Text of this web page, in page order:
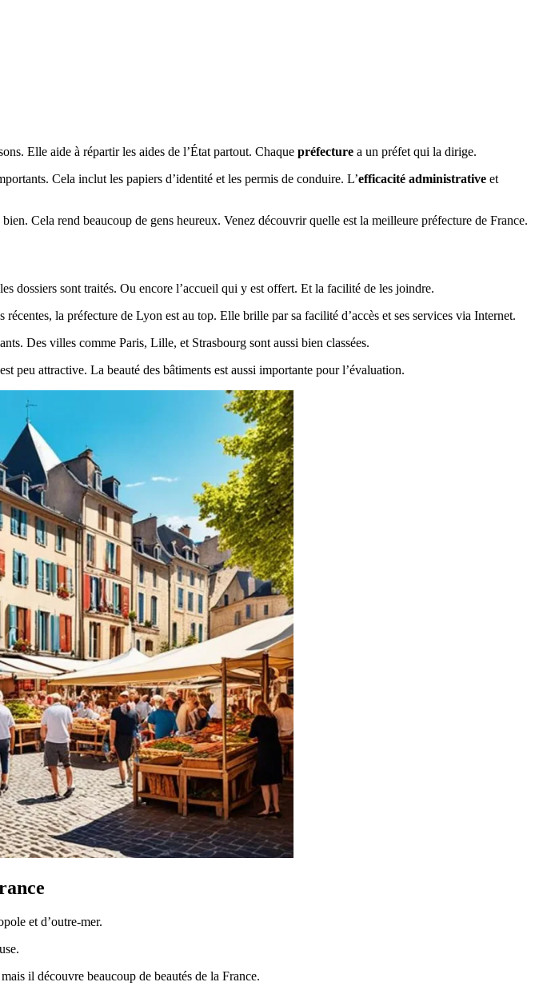
Elle aide à répartir les aides de l’État partout. Chaque préfecture a un préfet qui la dirige.
Cela inclut les papiers d’identité et les permis de conduire. L’efficacité administrative et
Cela rend beaucoup de gens heureux. Venez découvrir quelle est la meilleure préfecture de France.
dossiers sont traités. Ou encore l’accueil qui y est offert. Et la facilité de les joindre.
la préfecture de Lyon est au top. Elle brille par sa facilité d’accès et ses services via Internet.
Des villes comme Paris, Lille, et Strasbourg sont aussi bien classées.
peu attractive. La beauté des bâtiments est aussi importante pour l’évaluation.
et d’outre-mer.
il découvre beaucoup de beautés de la France.